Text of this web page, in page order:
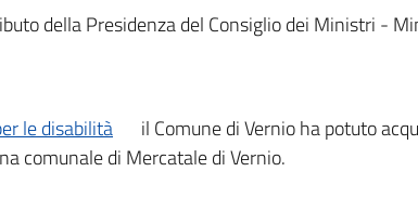
della Presidenza del Consiglio dei Ministri -
le disabilità
il Comune di Vernio ha potuto
comunale di Mercatale di Vernio.